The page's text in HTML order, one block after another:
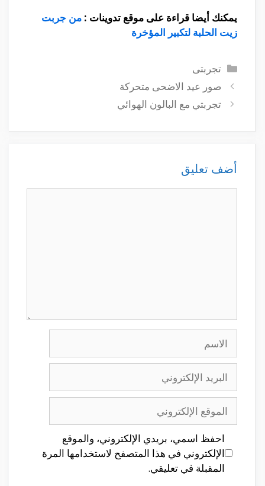
يمكنك أيضا قراءة على موقع تدوينات : من جربت
زيت الحلبة لتكبير المؤخرة
التصنيفات
تجربتى
صور عيد الاضحى متحركة
تجربتي مع البالون الهوائي
أضف تعليق
الإلكتروني
الإلكتروني
احفظ اسمي، بريدي الإلكتروني، والموقع
الإلكتروني في هذا المتصفح لاستخدامها المرة
المقبلة في تعليقي.